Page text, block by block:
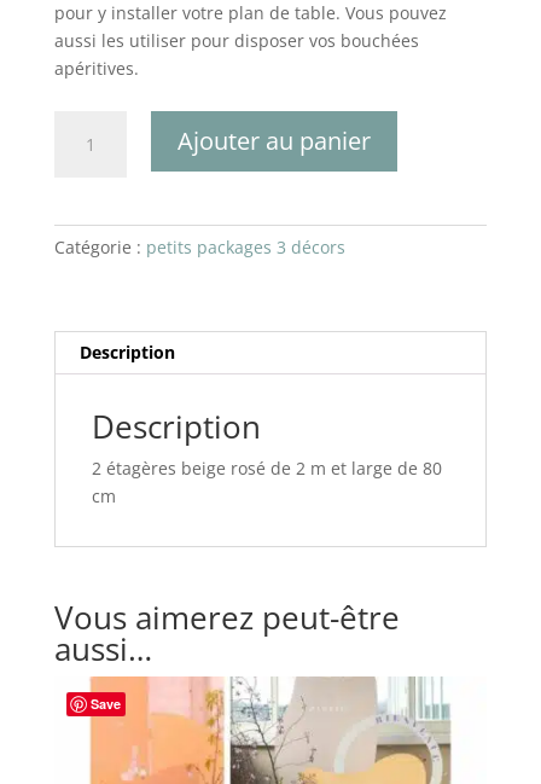
pour y installer votre plan de table. Vous pouvez
aussi les utiliser pour disposer vos bouchées
apéritives.
étagères
cadeaux
Ajouter au panier
Catégorie : petits packages 3 décors
Description
Description
2 étagères beige rosé de 2 m et large de 80
cm
Vous aimerez peut-être
aussi…
Save